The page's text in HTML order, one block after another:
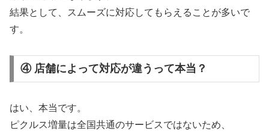
結果として、スムーズに対応してもらえることが多いで
す。
④ 店舗によって対応が違うって本当？
はい、本当です。
ピクルス増量は全国共通のサービスではないため、